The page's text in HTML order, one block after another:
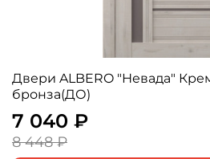
Двери ALBERO "Невада" Кремовый/Мателюкс
бронза(ДО)
7 040 ₽
8 448 ₽